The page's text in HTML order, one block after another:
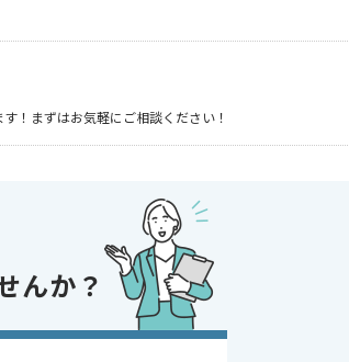
！まずはお気軽にご相談ください！
んか？